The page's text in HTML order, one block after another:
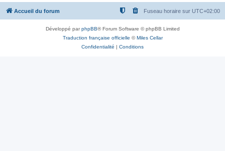
Accueil du forum Fuseau horaire sur UTC+02:00
Développé parphpBB® Forum Software © phpBB Limited
Traduction française officielle ©Miles Cellar
Confidentialité | Conditions